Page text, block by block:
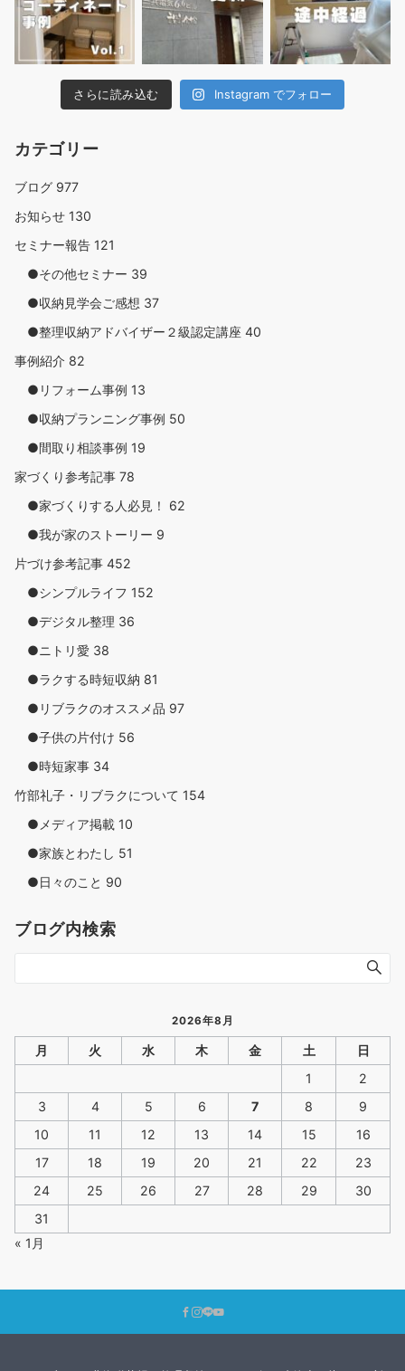
さらに読み込む Instagram でフォロー
カテゴリー
ブログ 977
お知らせ 130
セミナー報告 121
●その他セミナー 39
●収納見学会ご感想 37
●整理収納アドバイザー２級認定講座 40
事例紹介 82
●リフォーム事例 13
●収納プランニング事例 50
●間取り相談事例 19
家づくり参考記事 78
●家づくりする人必見！ 62
●我が家のストーリー 9
片づけ参考記事 452
●シンプルライフ 152
●デジタル整理 36
●ニトリ愛 38
●ラクする時短収納 81
●リブラクのオススメ品 97
●子供の片付け 56
●時短家事 34
竹部礼子・リブラクについて 154
●メディア掲載 10
●家族とわたし 51
●日々のこと 90
ブログ内検索
2026年8月
月 火 水 木 金 土
日
1
2
3
4 5 6 7 8
9
10
11 12 13 14 15
16
17
18 19 20 21 22
23
24
25 26 27 28 29
30
31
« 1月